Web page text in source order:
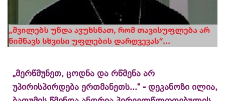
„მერწმუნეთ, ცოდნა და რწმენა არ
უპირისპირდება ერთმანეთს...“ - დეკანოზი ილია,